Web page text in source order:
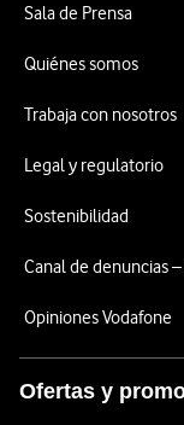
Sala de Prensa
Quiénes somos
Trabaja con nosotros
Legal y regulatorio
Sostenibilidad
Canal de denuncias
Opiniones Vodafone
Ofertas y